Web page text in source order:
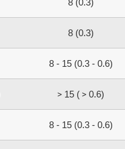
8 (0.3)
8 (0.3)
8 - 15 (0.3 - 0.6)
15 ( 0.6)
8 - 15 (0.3 - 0.6)